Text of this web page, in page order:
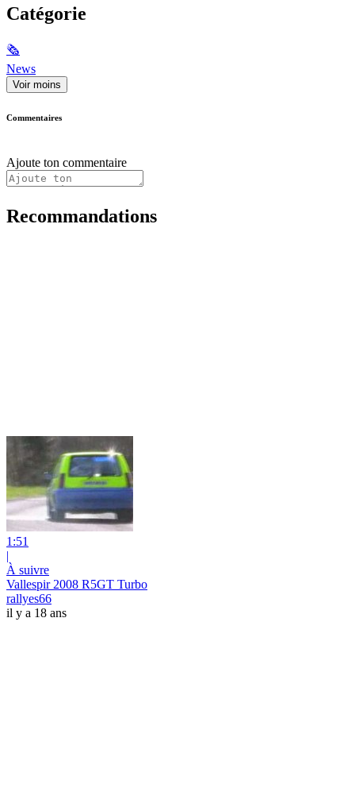
Catégorie
🗞
News
Voir moins
Commentaires
Ajoute ton commentaire
Recommandations
1:51
|
À suivre
Vallespir 2008 R5GT Turbo
rallyes66
il y a 18 ans